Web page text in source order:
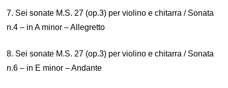
7. Sei sonate M.S. 27 (op.3) per violino e chitarra / Sonata
n.4 – in A minor – Allegretto
8. Sei sonate M.S. 27 (op.3) per violino e chitarra / Sonata
n.6 – in E minor – Andante